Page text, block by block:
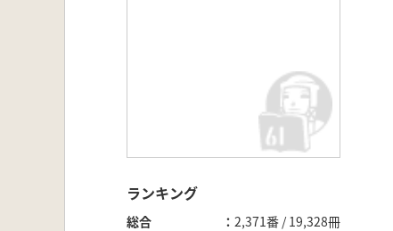
ランキング
総合
2,371番 / 19,328冊